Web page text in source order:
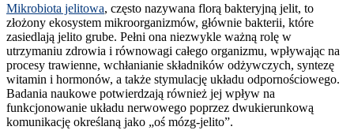
Mikrobiota jelitowa, często nazywana florą bakteryjną jelit, to
złożony ekosystem mikroorganizmów, głównie bakterii, które
zasiedlają jelito grube. Pełni ona niezwykle ważną rolę w
utrzymaniu zdrowia i równowagi całego organizmu, wpływając na
procesy trawienne, wchłanianie składników odżywczych, syntezę
witamin i hormonów, a także stymulację układu odpornościowego.
Badania naukowe potwierdzają również jej wpływ na
funkcjonowanie układu nerwowego poprzez dwukierunkową
komunikację określaną jako „oś mózg-jelito”.